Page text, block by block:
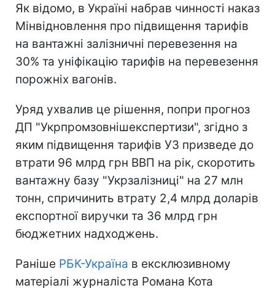
Як відомо, в Україні набрав чинності наказ
Мінвідновлення про підвищення тарифів
на вантажні залізничні перевезення на
30% та уніфікацію тарифів на перевезення
порожніх вагонів.
Уряд ухвалив це рішення, попри прогноз
ДП "Укрпромзовнішекспертизи", згідно з
яким підвищення тарифів УЗ призведе до
втрати 96 млрд грн ВВП на рік, скоротить
вантажну базу "Укрзалізниці" на 27 млн
тонн, спричинить втрату 2,4 млрд доларів
експортної виручки та 36 млрд грн
бюджетних надходжень.
Раніше РБК-Україна в ексклюзивному
матеріалі журналіста Романа Кота